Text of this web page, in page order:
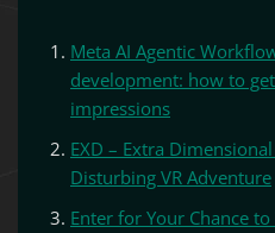
Meta AI Agentic
development: how to
impressions
EXD – Extra
Disturbing VR Adventure
Enter for Your Chance